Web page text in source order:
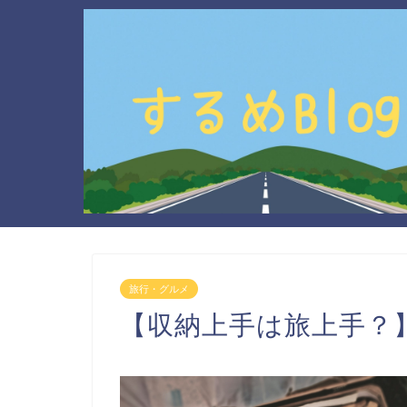
旅行・グルメ
【収納上手は旅上手